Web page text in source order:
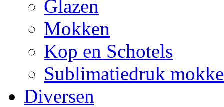
Glazen
Mokken
Kop en Schotels
Sublimatiedruk
Diversen